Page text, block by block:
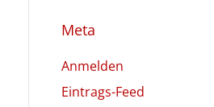
Meta
Anmelden
Eintrags-Feed